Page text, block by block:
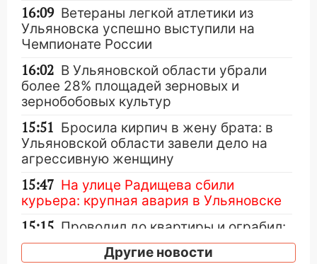
16:09 Ветераны легкой атлетики из
Ульяновска успешно выступили на
Чемпионате России
16:02 В Ульяновской области убрали
более 28% площадей зерновых и
зернобобовых культур
15:51 Бросила кирпич в жену брата: в
Ульяновской области завели дело на
агрессивную женщину
15:47 На улице Радищева сбили
курьера: крупная авария в Ульяновске
15:15 Проводил до квартиры и ограбил:
новый кавалер женщины оказался
рецидивистомДругие новости